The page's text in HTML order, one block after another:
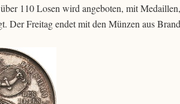
110 Losen wird angeboten, mit
Der Freitag endet mit den Münzen aus